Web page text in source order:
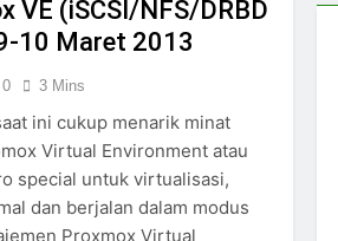
VE (iSCSI/NFS/DRBD
10 Maret 2013
0 3 Mins
ini cukup menarik minat
Virtual Environment atau
special untuk virtualisasi,
dan berjalan dalam modus
Proxmox Virtual